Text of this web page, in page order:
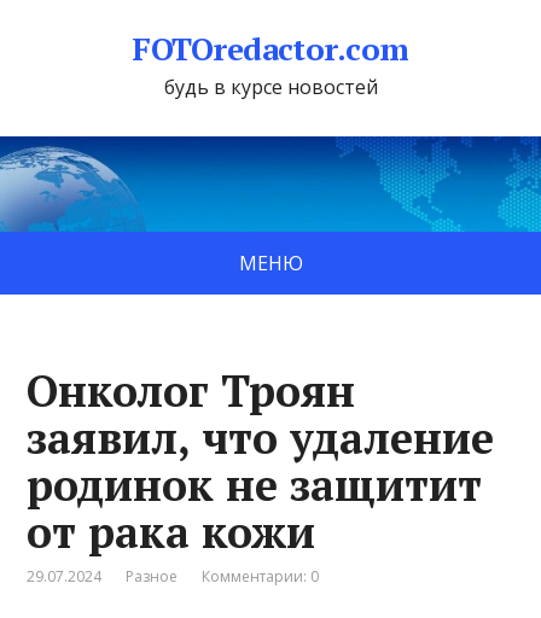
FOTOredactor.com
будь в курсе новостей
МЕНЮ
Онколог Троян
заявил, что удаление
родинок не защитит
от рака кожи
29.07.2024 Разное Комментарии: 0